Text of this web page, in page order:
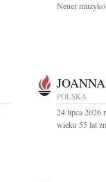
Neuer
POLSKA
24 lipca 2026
wieku 55 lat